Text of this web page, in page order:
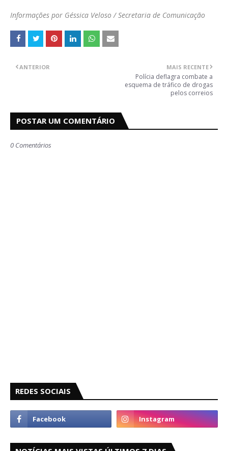
Informações por Géssica Veloso / Secretaria de Comunicação
MAIS RECENTE
Polícia deflagra combate a
esquema de tráfico de drogas
pelos correios
ANTERIOR
POSTAR UM COMENTÁRIO
0 Comentários
REDES SOCIAIS